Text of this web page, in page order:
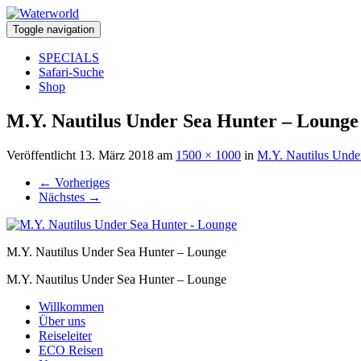
Toggle navigation
SPECIALS
Safari-Suche
Shop
M.Y. Nautilus Under Sea Hunter – Lounge
Veröffentlicht 13. März 2018 am 1500 × 1000 in M.Y. Nautilus
← Vorheriges
Nächstes →
M.Y. Nautilus Under Sea Hunter – Lounge
M.Y. Nautilus Under Sea Hunter – Lounge
Willkommen
Über uns
Reiseleiter
ECO Reisen